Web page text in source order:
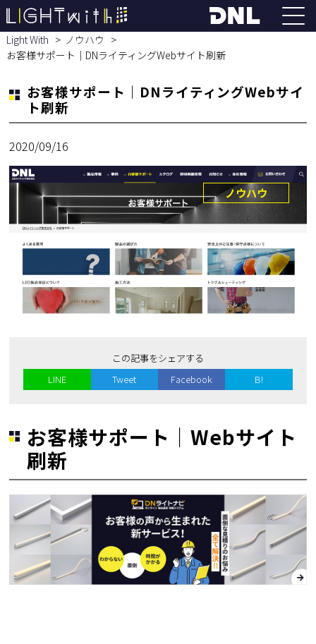
Light With
ノウハウ
お客様サポート｜DNライティングWebサイト刷新
お客様サポート｜DNライティングWebサイ
ト刷新
2020/09/16
ノウハウ
この記事をシェアする
LINE
Tweet Facebook B!
お客様サポート｜Webサイト
刷新